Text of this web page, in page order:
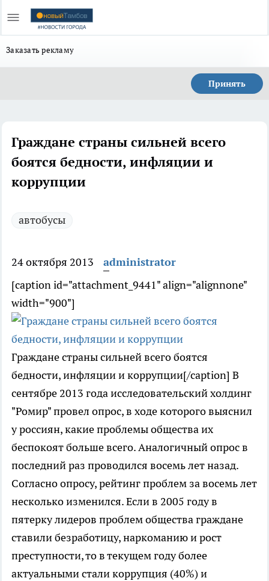
Заказать рекламу
Принять
Граждане страны сильней всего
боятся бедности, инфляции и
коррупции
автобусы
24 октября 2013
administrator
[caption id="attachment_9441" align="alignnone"
width="900"]
Граждане страны сильней всего боятся
бедности, инфляции и коррупции[/caption] В
сентябре 2013 года исследовательский холдинг
"Ромир" провел опрос, в ходе которого выяснил
у россиян, какие проблемы общества их
беспокоят больше всего. Аналогичный опрос в
последний раз проводился восемь лет назад.
Согласно опросу, рейтинг проблем за восемь лет
несколько изменился. Если в 2005 году в
пятерку лидеров проблем общества граждане
ставили безработицу, наркоманию и рост
преступности, то в текущем году более
актуальными стали коррупция (40%) и